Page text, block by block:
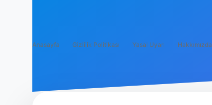
Anasayfa Gizlilik Politikası Yasal Uyarı Hakkımızda